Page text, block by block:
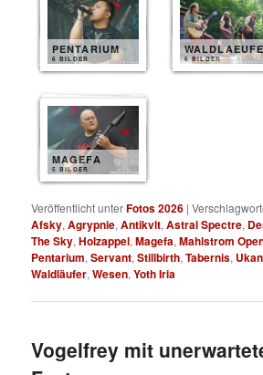
PENTARIUM
6 BILDER 6 BILDER
MAGEFA
5 BILDER
Veröffentlicht unterFotos 2026 |
Afsky,Agrypnie,Antikvlt,Astral Spectre,
The Sky,Holzappel,Magefa,Mahlstrom
Pentarium,Servant,Stillbirth,Tabernis,
Waldläufer,Wesen,Yoth Iria
Vogelfrey mit